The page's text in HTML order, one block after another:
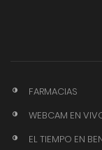
FARMACIAS
WEBCAM EN
EL TIEMPO EN